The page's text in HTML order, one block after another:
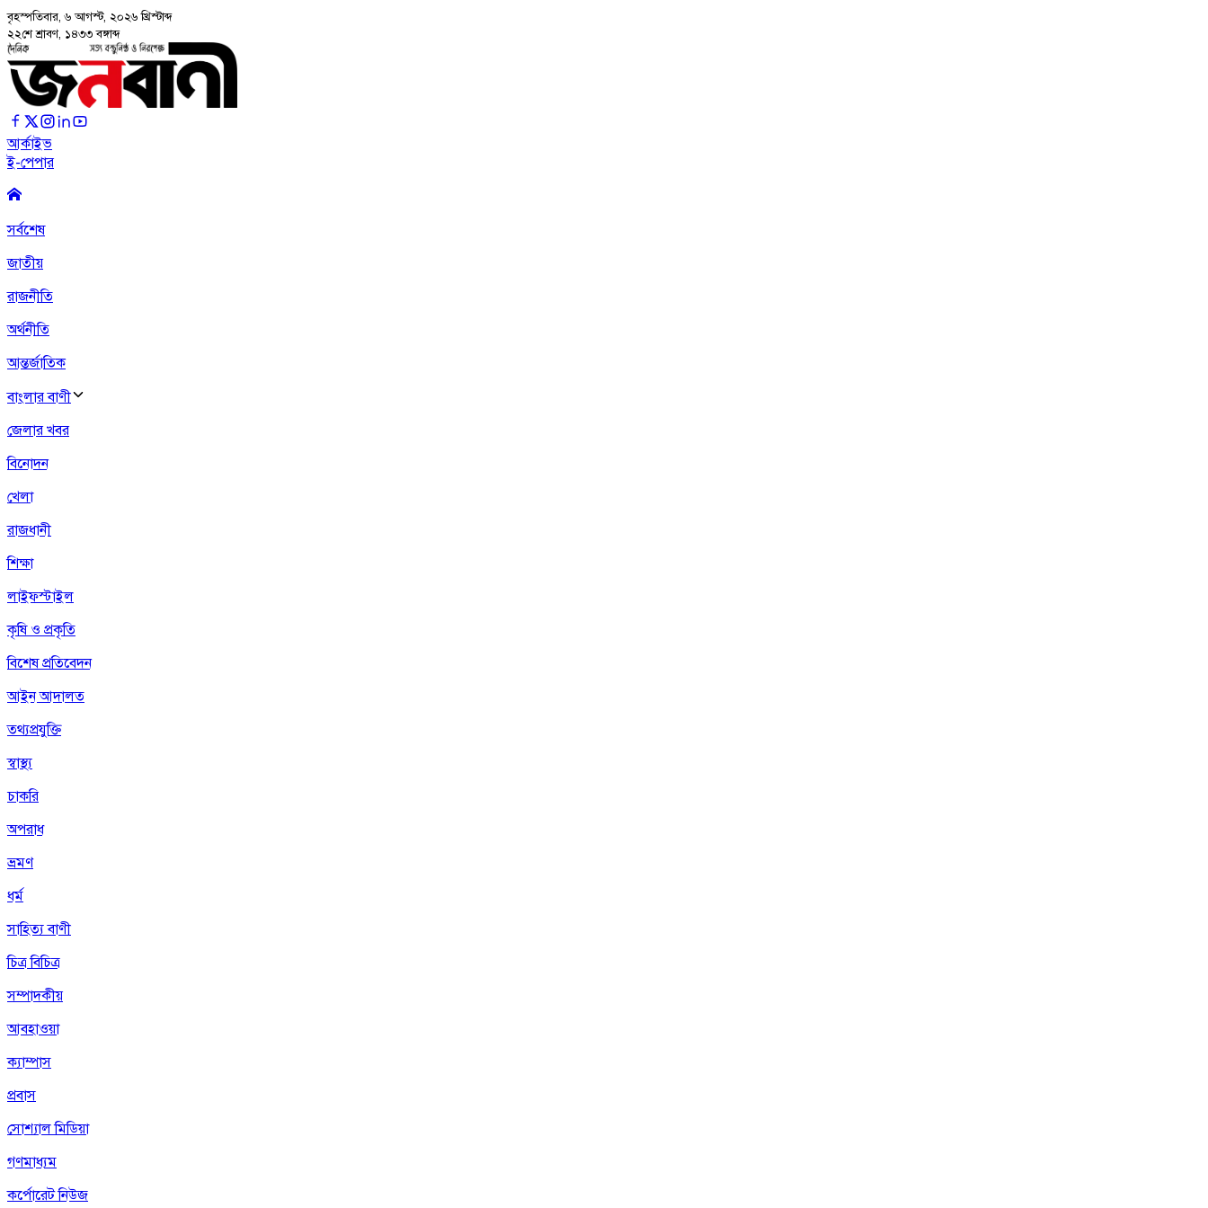
বৃহস্পতিবার, ৬ আগস্ট, ২০২৬ খ্রিস্টাব্দ
২২শে শ্রাবণ, ১৪৩৩ বঙ্গাব্দ
আর্কাইভ
ই-পেপার
সর্বশেষ
জাতীয়
রাজনীতি
অর্থনীতি
আন্তর্জাতিক
বাংলার বাণী
জেলার খবর
বিনোদন
খেলা
রাজধানী
শিক্ষা
লাইফস্টাইল
কৃষি ও প্রকৃতি
বিশেষ প্রতিবেদন
আইন আদালত
তথ্যপ্রযুক্তি
স্বাস্থ্য
চাকরি
অপরাধ
ভ্রমণ
ধর্ম
সাহিত্য বাণী
চিত্র বিচিত্র
সম্পাদকীয়
আবহাওয়া
ক্যাম্পাস
প্রবাস
সোশ্যাল মিডিয়া
গণমাধ্যম
কর্পোরেট নিউজ